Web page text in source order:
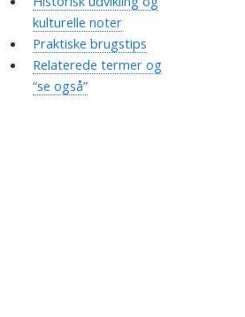
kulturelle noter
Praktiske brugstips
Relaterede termer og
“se også”